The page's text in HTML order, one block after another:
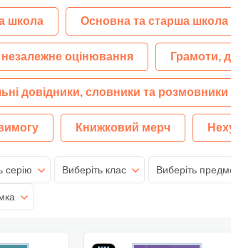
школа Основна та старша школа
оцінювання Грамоти,
довідники, словники та розмовники
Книжковий мерч
серію Виберіть клас Виберіть